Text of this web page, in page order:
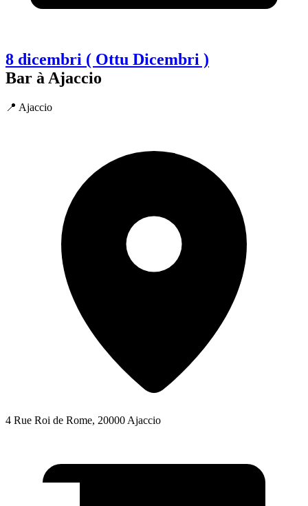
8 dicembri ( Ottu Dicembri )
Bar à Ajaccio
📍 Ajaccio
4 Rue Roi de Rome, 20000 Ajaccio